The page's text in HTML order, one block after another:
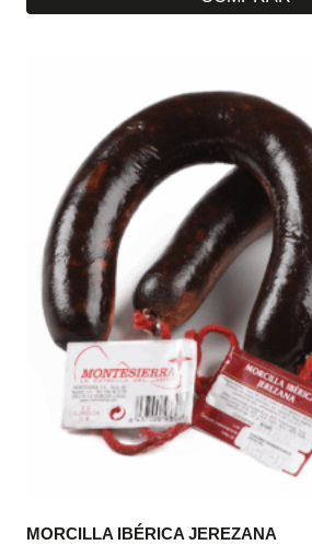
MORCILLA IBÉRICA JEREZANA